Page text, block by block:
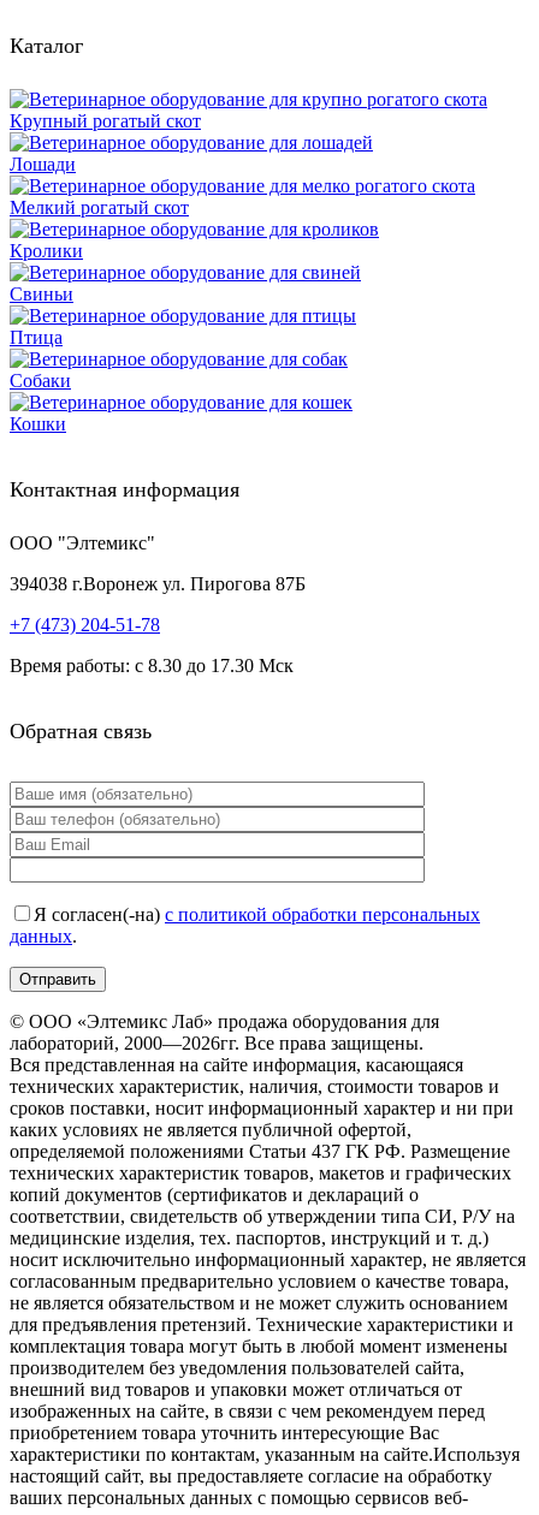
Каталог
Крупный рогатый скот
Лошади
Мелкий рогатый скот
Кролики
Свиньи
Птица
Собаки
Кошки
Контактная информация
ООО "Элтемикс"
394038 г.Воронеж ул. Пирогова 87Б
+7 (473) 204-51-78
Время работы: с 8.30 до 17.30 Мск
Обратная связь
Я согласен(-на) с политикой обработки персональных
данных.
© ООО «Элтемикс Лаб» продажа оборудования для
лабораторий, 2000—2026гг. Все права защищены.
Вся представленная на сайте информация, касающаяся
технических характеристик, наличия, стоимости товаров и
сроков поставки, носит информационный характер и ни при
каких условиях не является публичной офертой,
определяемой положениями Статьи 437 ГК РФ. Размещение
технических характеристик товаров, макетов и графических
копий документов (сертификатов и деклараций о
соответствии, свидетельств об утверждении типа СИ, Р/У на
медицинские изделия, тех. паспортов, инструкций и т. д.)
носит исключительно информационный характер, не является
согласованным предварительно условием о качестве товара,
не является обязательством и не может служить основанием
для предъявления претензий. Технические характеристики и
комплектация товара могут быть в любой момент изменены
производителем без уведомления пользователей сайта,
внешний вид товаров и упаковки может отличаться от
изображенных на сайте, в связи с чем рекомендуем перед
приобретением товара уточнить интересующие Вас
характеристики по контактам, указанным на сайте.Используя
настоящий сайт, вы предоставляете согласие на обработку
ваших персональных данных с помощью сервисов веб-